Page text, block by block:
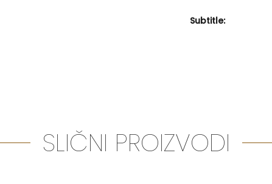
Subtitle:
SLIČNI PROIZVODI